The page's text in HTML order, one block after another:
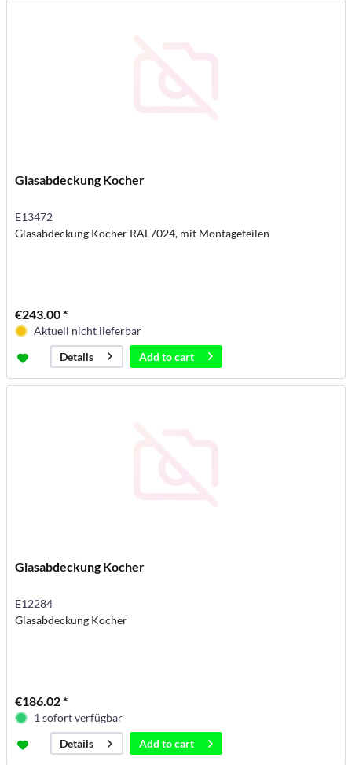
Glasabdeckung Kocher
E13472
Glasabdeckung Kocher RAL7024, mit Montageteilen
€243.00 *
Aktuell nicht lieferbar
Details
Add tocart
Glasabdeckung Kocher
E12284
Glasabdeckung Kocher
€186.02 *
1 sofort verfügbar
Details
Add tocart